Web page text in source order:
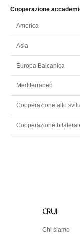
Cooperazione
America
Asia
Europa Balcanica
Mediterraneo
Cooperazione allo
Cooperazione
CRUI
Chi siamo